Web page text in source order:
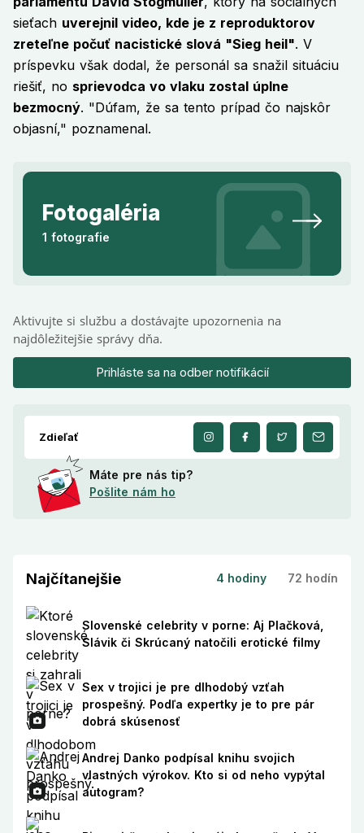
sieťach uverejnil video, kde je z reproduktorov
zreteľne počuť nacistické slová "Sieg heil". V
príspevku však dodal, že personál sa snažil situáciu
riešiť, no sprievodca vo vlaku zostal úplne
bezmocný. "Dúfam, že sa tento prípad čo najskôr
objasní," poznamenal.
Fotogaléria
1 fotografie
Aktivujte si službu a dostávajte upozornenia na
najdôležitejšie správy dňa.
Prihláste sa na odber notifikácií
Zdieľať
Máte pre nás tip?
Pošlite nám ho
Najčítanejšie 4 hodiny 72 hodín
Slovenské celebrity v porne: Aj Plačková,
Slávik či Skrúcaný natočili erotické filmy
Sex v trojici je pre dlhodobý vzťah
prospešný. Podľa expertky je to pre pár
dobrá skúsenosť
Andrej Danko podpísal knihu svojich
vlastných výrokov. Kto si od neho vypýtal
autogram?